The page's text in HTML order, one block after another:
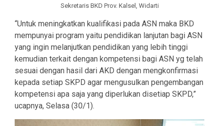
Sekretaris BKD Prov. Kalsel, Widarti
“Untuk meningkatkan kualifikasi pada ASN maka BKD
mempunyai program yaitu pendidikan lanjutan bagi ASN
yang ingin melanjutkan pendidikan yang lebih tinggi
kemudian terkait dengan kompetensi bagi ASN yg telah
sesuai dengan hasil dari AKD dengan mengkonfirmasi
kepada setiap SKPD agar mengusulkan pengembangan
kompetensi apa saja yang diperlukan disetiap SKPD,”
ucapnya, Selasa (30/1).